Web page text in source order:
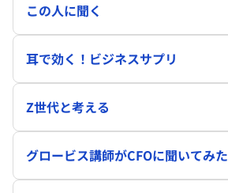
この人に聞く
耳で効く！ビジネスサプリ
Z世代と考える
グロービス講師がCFOに聞いてみた